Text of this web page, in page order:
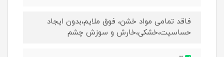
فاقد تمامی مواد خشن، فوق ملایم،بدون ایجاد
حساسیت،خشکی،خارش و سوزش چشم